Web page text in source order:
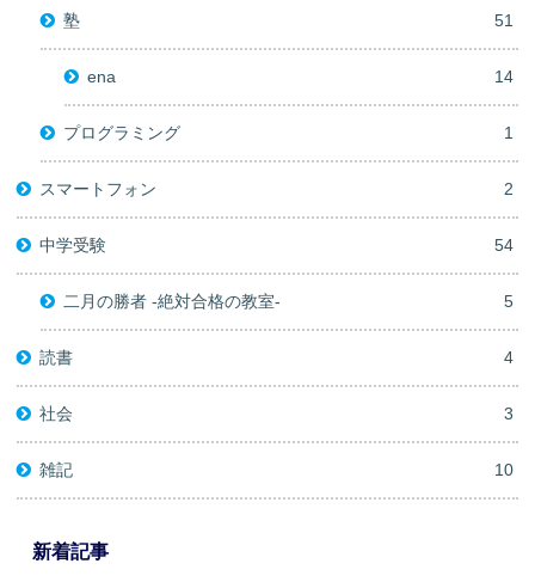
塾 51
ena 14
プログラミング 1
スマートフォン 2
中学受験 54
二月の勝者 -絶対合格の教室- 5
読書 4
社会 3
雑記 10
新着記事